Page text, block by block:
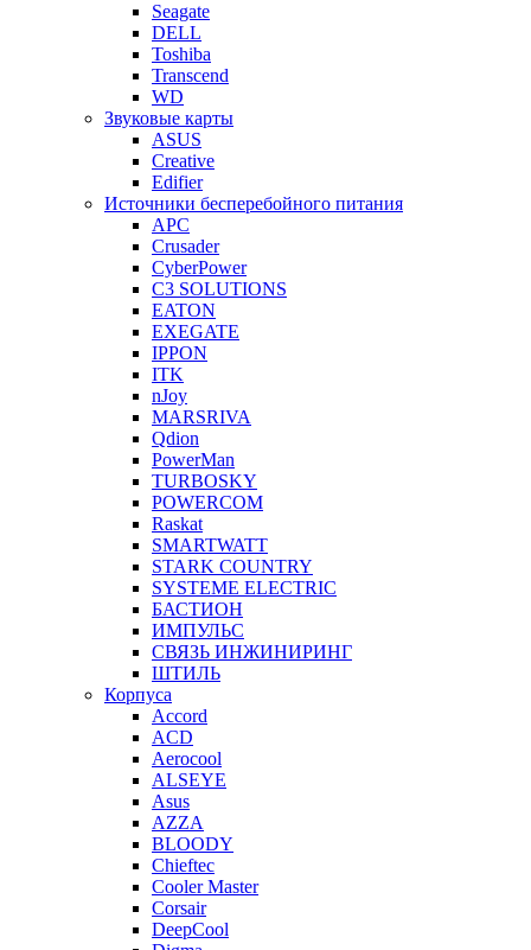
Seagate
DELL
Toshiba
Transcend
WD
Звуковые карты
ASUS
Creative
Edifier
Источники бесперебойного питания
APC
Crusader
CyberPower
C3 SOLUTIONS
EATON
EXEGATE
IPPON
ITK
nJoy
MARSRIVA
Qdion
PowerMan
TURBOSKY
POWERCOM
Raskat
SMARTWATT
STARK COUNTRY
SYSTEME ELECTRIC
БАСТИОН
ИМПУЛЬС
СВЯЗЬ ИНЖИНИРИНГ
ШТИЛЬ
Корпуса
Accord
ACD
Aerocool
ALSEYE
Asus
AZZA
BLOODY
Chieftec
Cooler Master
Corsair
DeepCool